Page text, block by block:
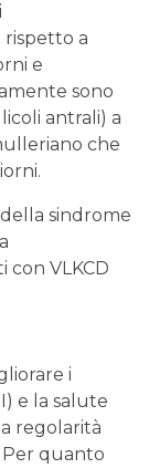
rispetto a
e
sono
antrali) a
che
sindrome
VLKCD
i
e la salute
regolarità
Per quanto